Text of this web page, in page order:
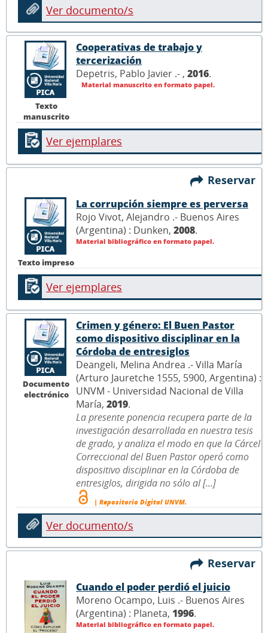
Ver documento/s
Texto
manuscrito
Cooperativas de trabajo y
tercerización
Depetris, Pablo Javier .- , 2016.
Material manuscrito en formato papel.
Ver ejemplares
Reservar
Texto impreso
La corrupción siempre es perversa
Rojo Vivot, Alejandro .- Buenos Aires
(Argentina) : Dunken, 2008.
Material bibliográfico en formato papel.
Ver ejemplares
Documento
electrónico
Crimen y género: El Buen Pastor
como dispositivo disciplinar en la
Córdoba de entresiglos
Deangeli, Melina Andrea .- Villa María
(Arturo Jauretche 1555, 5900, Argentina) :
UNVM - Universidad Nacional de Villa
María, 2019.
La presente ponencia recupera parte de la
investigación desarrollada en nuestra tesis
de grado, y analiza el modo en que la Cárcel
Correccional del Buen Pastor operó como
dispositivo disciplinar en la Córdoba de
entresiglos, dirigida no sólo al [...]
| Repositorio Digital UNVM.
Ver documento/s
Reservar
Cuando el poder perdió el juicio
Moreno Ocampo, Luis .- Buenos Aires
(Argentina) : Planeta, 1996.
Material bibliográfico en formato papel.